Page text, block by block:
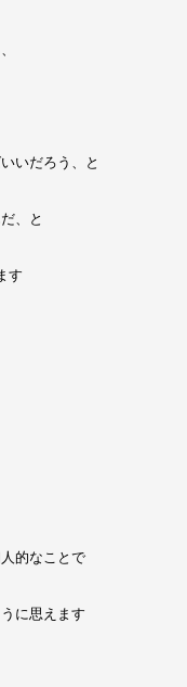
いだろう、と
、と
す
的なことで
に思えます